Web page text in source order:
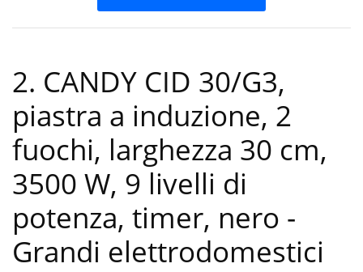
2. CANDY CID 30/G3,
piastra a induzione, 2
fuochi, larghezza 30 cm,
3500 W, 9 livelli di
potenza, timer, nero -
Grandi elettrodomestici